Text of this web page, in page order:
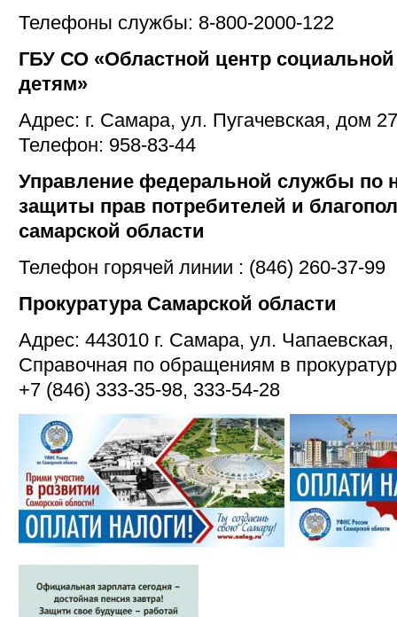
Телефоны службы: 8-800-2000-122
ГБУ СО «Областной центр
детям»
Адрес: г. Самара, ул. Пугачевская, дом
Телефон: 958-83-44
Управление федеральной службы по
защиты прав потребителей и
самарской области
Телефон горячей линии : (846) 260-37-99
Прокуратура Самарской области
Адрес: 443010 г. Самара, ул.
Справочная по обращениям в
+7 (846) 333-35-98, 333-54-28